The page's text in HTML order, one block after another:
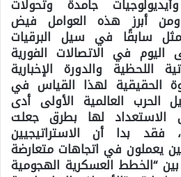
جامدة وتحولات
ومن أبرز هذه العوامل فيض
سابقًا في سيل البرقيات
اليوم في الاتصالات الفورية
اللحظية والدورة الإخبارية
الحقيقية لهذا القياس في
الحرب العالمية الأولى أدى
الاستعداد لها بطرق جعلت
فقد بدا أن الاستراتيجيين
يعملون في اتجاهات متعارضة
“الخطط العسكرية الهجومية